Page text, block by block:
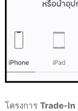
โครงการ Trade-In